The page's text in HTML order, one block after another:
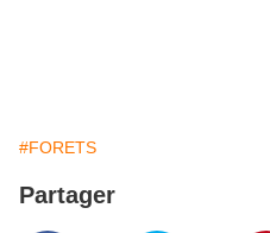
#FORETS
Partager